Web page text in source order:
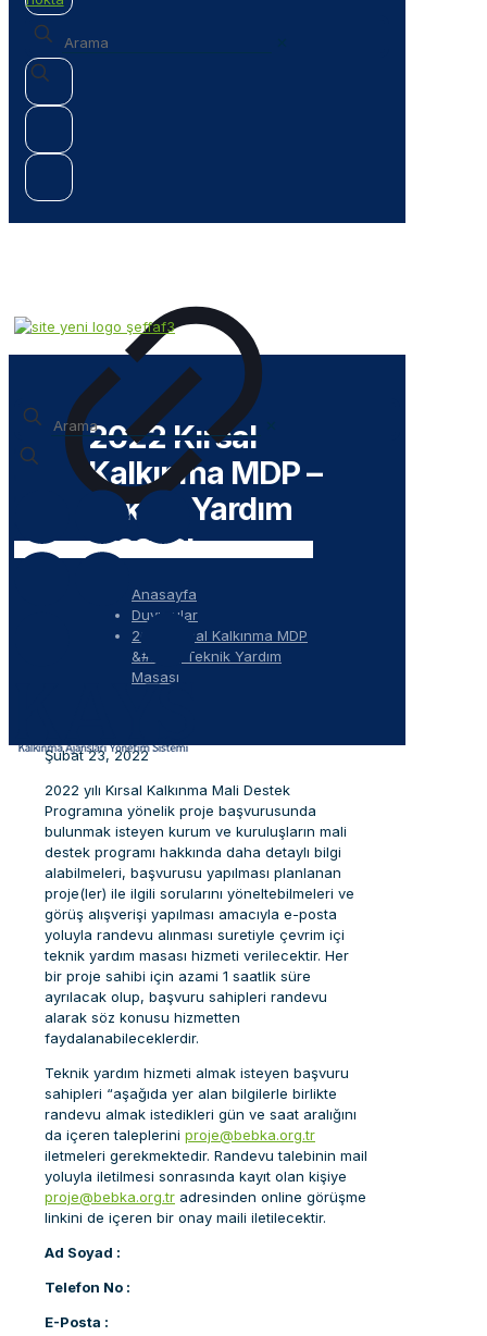
2022 Kırsal
Kalkınma MDP –
Teknik Yardım
Masası
Anasayfa
Duyurular
2022 Kırsal Kalkınma MDP
&#8211; Teknik Yardım
Masası
Şubat 23, 2022
2022 yılı Kırsal Kalkınma Mali Destek
Programına yönelik proje başvurusunda
bulunmak isteyen kurum ve kuruluşların mali
destek programı hakkında daha detaylı bilgi
alabilmeleri, başvurusu yapılması planlanan
proje(ler) ile ilgili sorularını yöneltebilmeleri ve
görüş alışverişi yapılması amacıyla e-posta
yoluyla randevu alınması suretiyle çevrim içi
teknik yardım masası hizmeti verilecektir. Her
bir proje sahibi için azami 1 saatlik süre
ayrılacak olup, başvuru sahipleri randevu
alarak söz konusu hizmetten
faydalanabileceklerdir.
Teknik yardım hizmeti almak isteyen başvuru
sahipleri “aşağıda yer alan bilgilerle birlikte
randevu almak istedikleri gün ve saat aralığını
da içeren taleplerini proje@bebka.org.tr
iletmeleri gerekmektedir. Randevu talebinin mail
yoluyla iletilmesi sonrasında kayıt olan kişiye
proje@bebka.org.tr adresinden online görüşme
linkini de içeren bir onay maili iletilecektir.
Ad Soyad :
Telefon No :
E-Posta :